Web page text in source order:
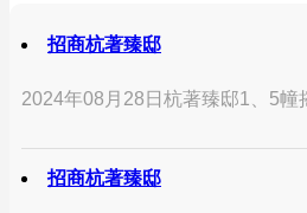
招商杭著臻邸
2024年08月28日杭著臻邸1、5幢
招商杭著臻邸